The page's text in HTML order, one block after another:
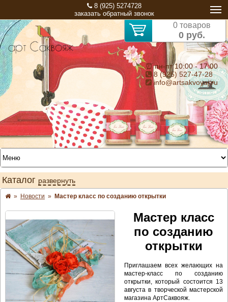
8 (925) 5274728
заказать обратный звонок
0 товаров
0 руб.
⏰ пн-пт 10:00 - 17:00
8 (925) 527-47-28
info@artsakvoyaj.ru
Каталог развернуть
» Новости » Мастер класс по созданию открытки
Мастер класс
по созданию
открытки
Приглашаем всех желающих на
мастер-класс по созданию
открытки, который состоится 13
августа в творческой мастерской
магазина АртСаквояж.